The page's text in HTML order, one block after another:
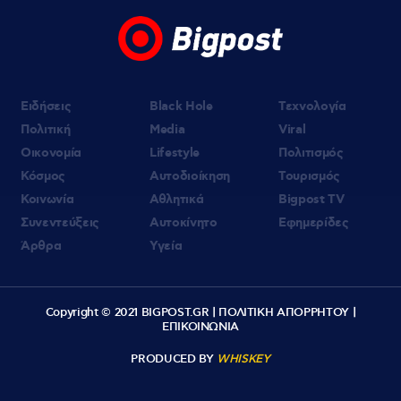
Ειδήσεις
Πολιτική
Οικονομία
Κόσμος
Κοινωνία
Συνεντεύξεις
Άρθρα
Black Hole
Media
Lifestyle
Αυτοδιοίκηση
Αθλητικά
Αυτοκίνητο
Υγεία
Τεχνολογία
Viral
Πολιτισμός
Τουρισμός
Bigpost TV
Εφημερίδες
Copyright © 2021 BIGPOST.GR | ΠΟΛΙΤΙΚΗ ΑΠΟΡΡΗΤΟΥ|
ΕΠΙΚΟΙΝΩΝΙΑ
PRODUCED BY WHISKEY